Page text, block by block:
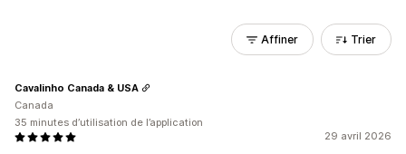
Affiner Trier
29 avril 2026
Cavalinho Canada & USA
Canada
35 minutes d’utilisation de l’application